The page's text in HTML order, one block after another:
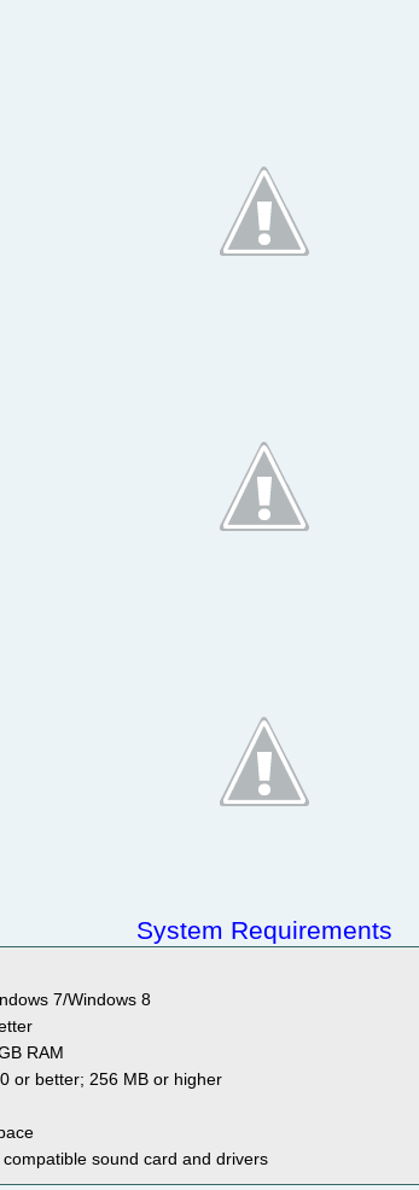
System Requirements
7/Windows 8
RAM
or better; 256 MB or higher
sound card and drivers